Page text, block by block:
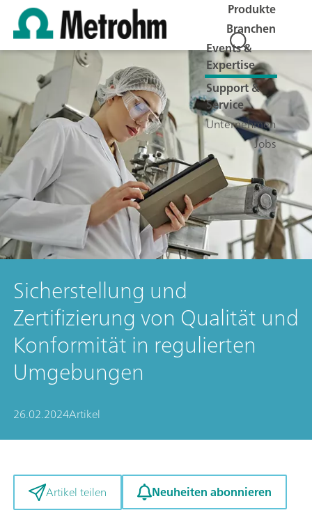
Produkte
Branchen
Events &
Expertise
Support &
Service
Unternehmen
Jobs
Sicherstellung und
Zertifizierung von Qualität und
Konformität in regulierten
Umgebungen
26.02.2024Artikel
Artikel teilen Neuheiten abonnieren